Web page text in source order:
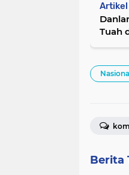
Tuah
Nasional
Berita